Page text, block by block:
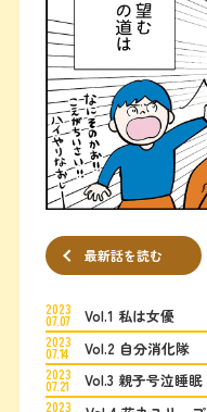
最新話を読む
2023
07.07 Vol.1 私は女優
2023
07.14 Vol.2 自分消化隊
2023
07.21 Vol.3 親子号泣睡眠
2023